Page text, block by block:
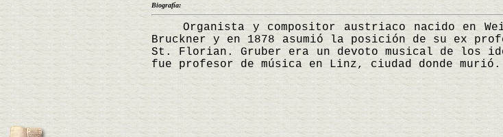
Biografía:
Organista y compositor austriaco nacido en
Bruckner y en 1878 asumió la posición de su ex
St. Florian. Gruber era un devoto musical de los
fue profesor de música en Linz, ciudad donde